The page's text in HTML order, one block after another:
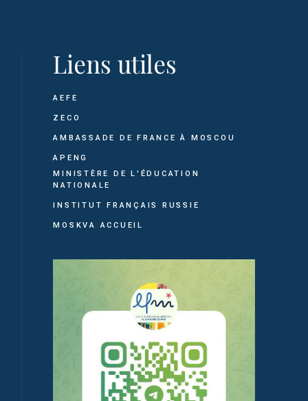
Liens utiles
AEFE
ZECO
AMBASSADE DE FRANCE À MOSCOU
APENG
MINISTÈRE DE L'ÉDUCATION
NATIONALE
INSTITUT FRANÇAIS RUSSIE
MOSKVA ACCUEIL